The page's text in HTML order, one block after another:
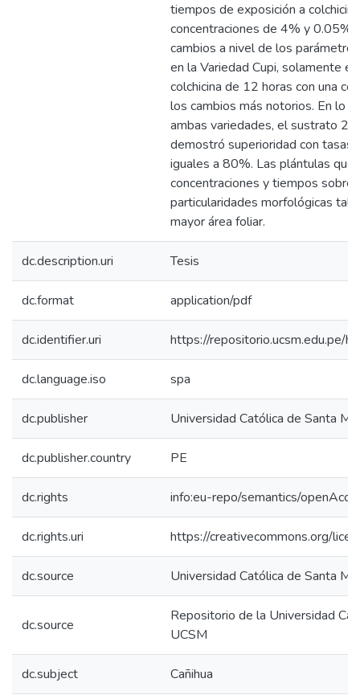
tiempos de exposición a
concentraciones de 4% y 0.05%
cambios a nivel de los
en la Variedad Cupi, solamente
colchicina de 12 horas con una
los cambios más notorios. En lo
ambas variedades, el sustrato 2
demostró superioridad con tasas
iguales a 80%. Las plántulas que
concentraciones y tiempos
particularidades morfológicas
mayor área foliar.
dc.description.uri Tesis
dc.format application/pdf
dc.identifier.uri https://repositorio.ucsm.edu.pe/
dc.language.iso spa
dc.publisher Universidad Católica de Santa
dc.publisher.country PE
dc.rights info:eu-repo/semantics/
dc.rights.uri https://creativecommons.org/
dc.source Universidad Católica de Santa
dc.source
Repositorio de la Universidad
UCSM
dc.subject Cañihua